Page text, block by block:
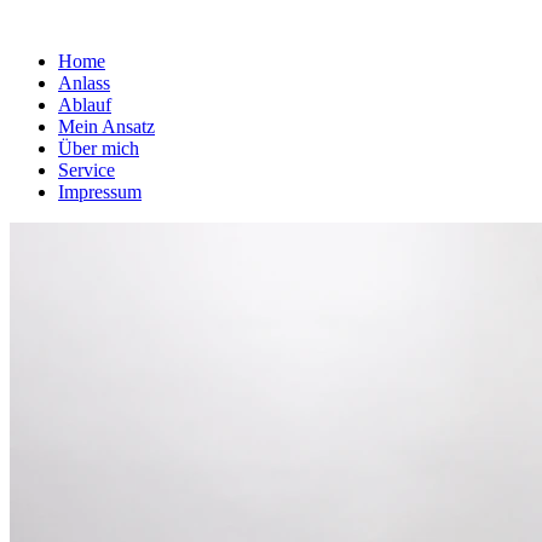
Home
Anlass
Ablauf
Mein Ansatz
Über mich
Service
Impressum